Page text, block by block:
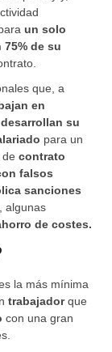
un solo
de su
que, a
en
desarrollan su
para un
contrato
falsos
sanciones
algunas
de costes.
la más mínima
trabajadorque
con una gran